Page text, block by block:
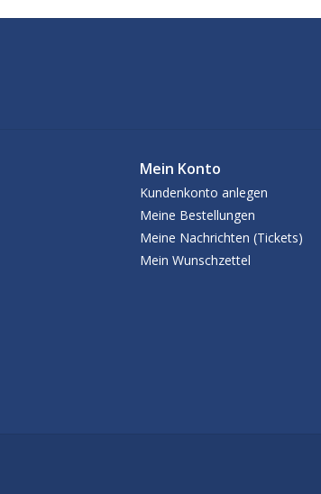
Mein Konto
Kundenkonto anlegen
Meine Bestellungen
Meine Nachrichten (Tickets)
Mein Wunschzettel